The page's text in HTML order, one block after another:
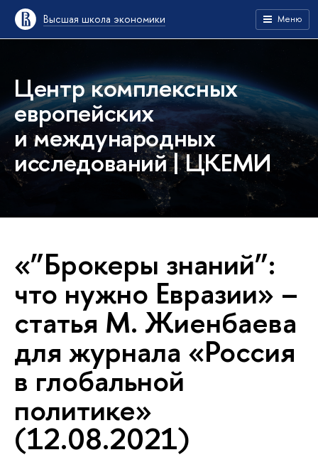
Высшая школа экономики Меню
Центр комплексных
европейских
и международных
исследований | ЦКЕМИ
«”Брокеры знаний”:
что нужно Евразии» –
статья М. Жиенбаева
для журнала «Россия
в глобальной
политике»
(12.08.2021)